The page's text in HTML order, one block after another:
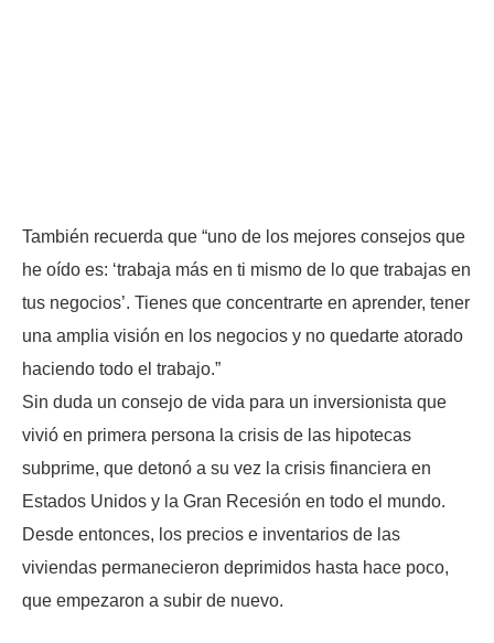
También recuerda que “uno de los mejores consejos que
he oído es: ‘trabaja más en ti mismo de lo que trabajas en
tus negocios’. Tienes que concentrarte en aprender, tener
una amplia visión en los negocios y no quedarte atorado
haciendo todo el trabajo.”
Sin duda un consejo de vida para un inversionista que
vivió en primera persona la crisis de las hipotecas
subprime, que detonó a su vez la crisis financiera en
Estados Unidos y la Gran Recesión en todo el mundo.
Desde entonces, los precios e inventarios de las
viviendas permanecieron deprimidos hasta hace poco,
que empezaron a subir de nuevo.